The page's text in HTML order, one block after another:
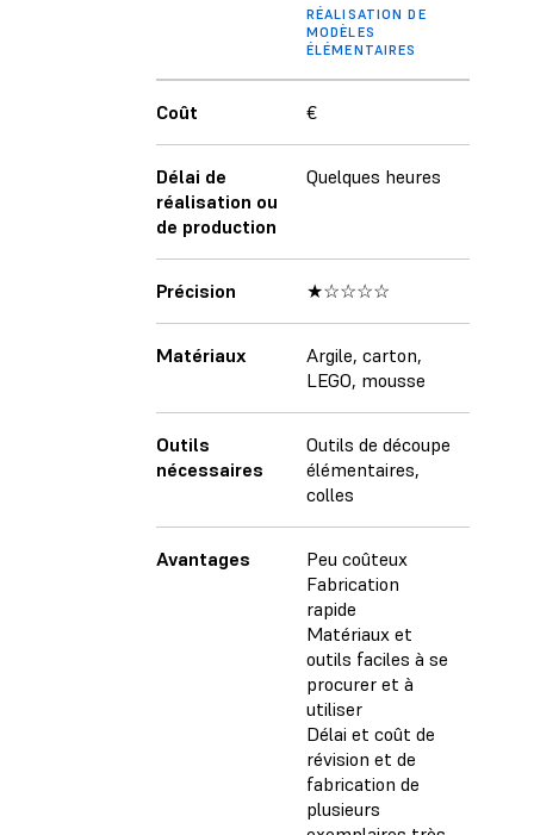
RÉALISATION DE
MODÈLES
ÉLÉMENTAIRES
Coût €
Délai de
réalisation ou
de production
Quelques heures
Précision ★☆☆☆☆
Matériaux
Argile, carton,
LEGO, mousse
Outils
nécessaires
Outils de découpe
élémentaires,
colles
Avantages
Peu coûteux
Fabrication
rapide
Matériaux et
outils faciles à se
procurer et à
utiliser
Délai et coût de
révision et de
fabrication de
plusieurs